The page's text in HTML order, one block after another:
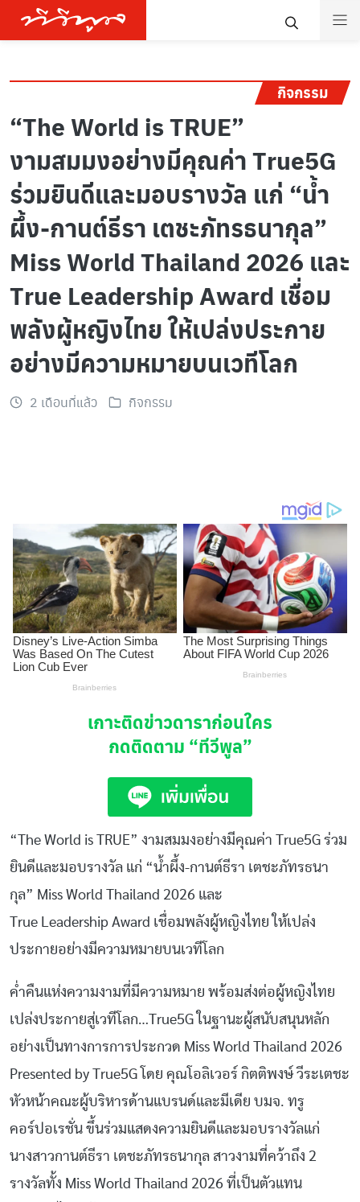
กิจกรรม
“The World is TRUE”
งามสมมงอย่างมีคุณค่า True5G
ร่วมยินดีและมอบรางวัล แก่ “น้ำ
ผึ้ง-กานต์ธีรา เตชะภัทรธนากุล”
Miss World Thailand 2026 และ
True Leadership Award เชื่อม
พลังผู้หญิงไทย ให้เปล่งประกาย
อย่างมีความหมายบนเวทีโลก
2 เดือนที่แล้ว กิจกรรม
เกาะติดข่าวดาราก่อนใคร
กดติดตาม “ทีวีพูล”
“The World is TRUE” งามสมมงอย่างมีคุณค่า True5G ร่วม
ยินดีและมอบรางวัล แก่ “น้ำผึ้ง-กานต์ธีรา เตชะภัทรธนา
กุล” Miss World Thailand 2026 และ
True Leadership Award เชื่อมพลังผู้หญิงไทย ให้เปล่ง
ประกายอย่างมีความหมายบนเวทีโลก
ค่ำคืนแห่งความงามที่มีความหมาย พร้อมส่งต่อผู้หญิงไทย
เปล่งประกายสู่เวทีโลก…True5G ในฐานะผู้สนับสนุนหลัก
อย่างเป็นทางการการประกวด Miss World Thailand 2026
Presented by True5G โดย คุณโอลิเวอร์ กิตติพงษ์ วีระเตชะ
หัวหน้าคณะผู้บริหารด้านแบรนด์และมีเดีย บมจ. ทรู
คอร์ปอเรชั่น ขึ้นร่วมแสดงความยินดีและมอบรางวัลแก่
นางสาวกานต์ธีรา เตชะภัทรธนากุล สาวงามที่คว้าถึง 2
รางวัลทั้ง Miss World Thailand 2026 ที่เป็นตัวแทน